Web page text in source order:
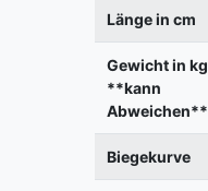
Länge in cm
Gewicht in kg
**kann
Abweichen**
Biegekurve